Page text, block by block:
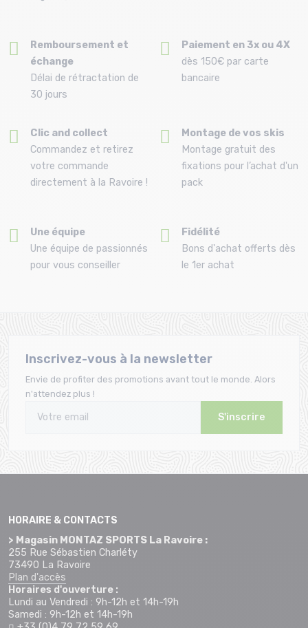
Remboursement et
échange
Délai de rétractation de
30 jours
Paiement en 3x ou 4X
dès 150€ par carte
bancaire
Clic and collect
Commandez et retirez
votre commande
directement à la Ravoire !
Montage de vos skis
Montage gratuit des
fixations pour l’achat d'un
pack
Une équipe
Une équipe de passionnés
pour vous conseiller
Fidélité
Bons d'achat offerts dès
le 1er achat
Inscrivez-vous à la newsletter
Envie de profiter des promotions avant tout le monde. Alors
n'attendez plus !
S'inscrire
HORAIRE & CONTACTS
> Magasin MONTAZ SPORTS La Ravoire :
255 Rue Sébastien Charléty
73490 La Ravoire
Plan d'accès
Horaires d'ouverture :
Lundi au Vendredi : 9h-12h et 14h-19h
Samedi : 9h-12h et 14h-19h